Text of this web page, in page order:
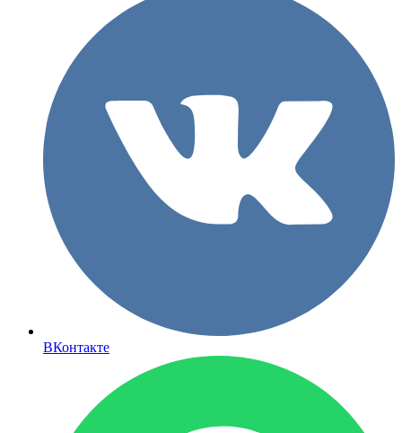
ВКонтакте